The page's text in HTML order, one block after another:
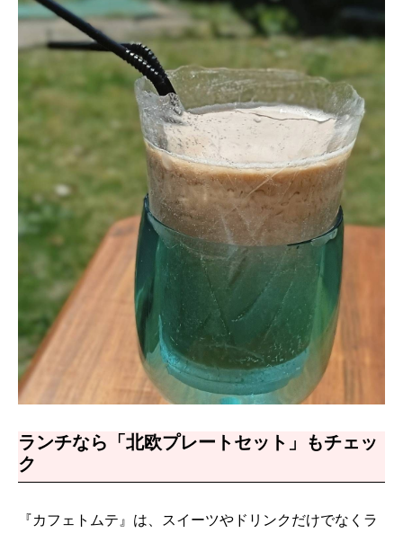
ランチなら「北欧プレートセット」もチェッ
ク
『カフェトムテ』は、スイーツやドリンクだけでなくラ